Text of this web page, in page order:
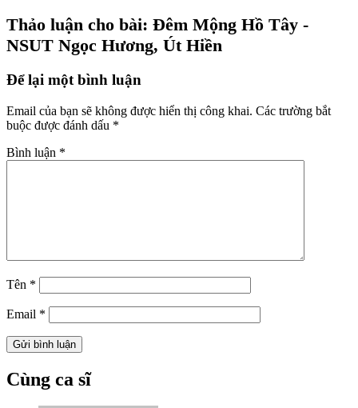
Thảo luận cho bài: Đêm Mộng Hồ Tây -
NSUT Ngọc Hương, Út Hiền
Để lại một bình luận
Email của bạn sẽ không được hiển thị công khai. Các trường bắt
buộc được đánh dấu *
Bình luận *
Tên *
Email *
Cùng ca sĩ